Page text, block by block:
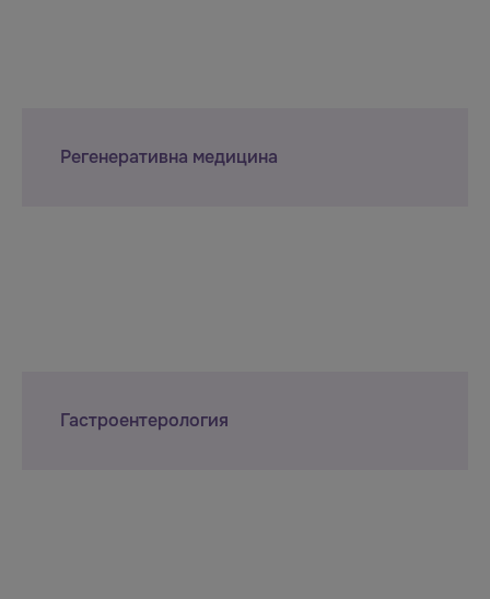
Регенеративна медицина
Гастроентерология